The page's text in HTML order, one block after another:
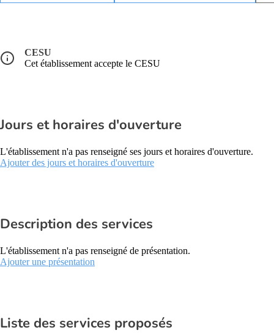
CESU
Cet établissement accepte le CESU
Jours et horaires d'ouverture
L'établissement n'a pas renseigné ses jours et horaires d'ouverture.
Ajouter des jours et horaires d'ouverture
Description des services
L'établissement n'a pas renseigné de présentation.
Ajouter une présentation
Liste des services proposés